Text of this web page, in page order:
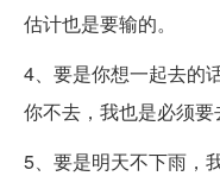
估计也是要输的。
4、要是你想一起去的
你不去，我也是必须要
5、要是明天不下雨，